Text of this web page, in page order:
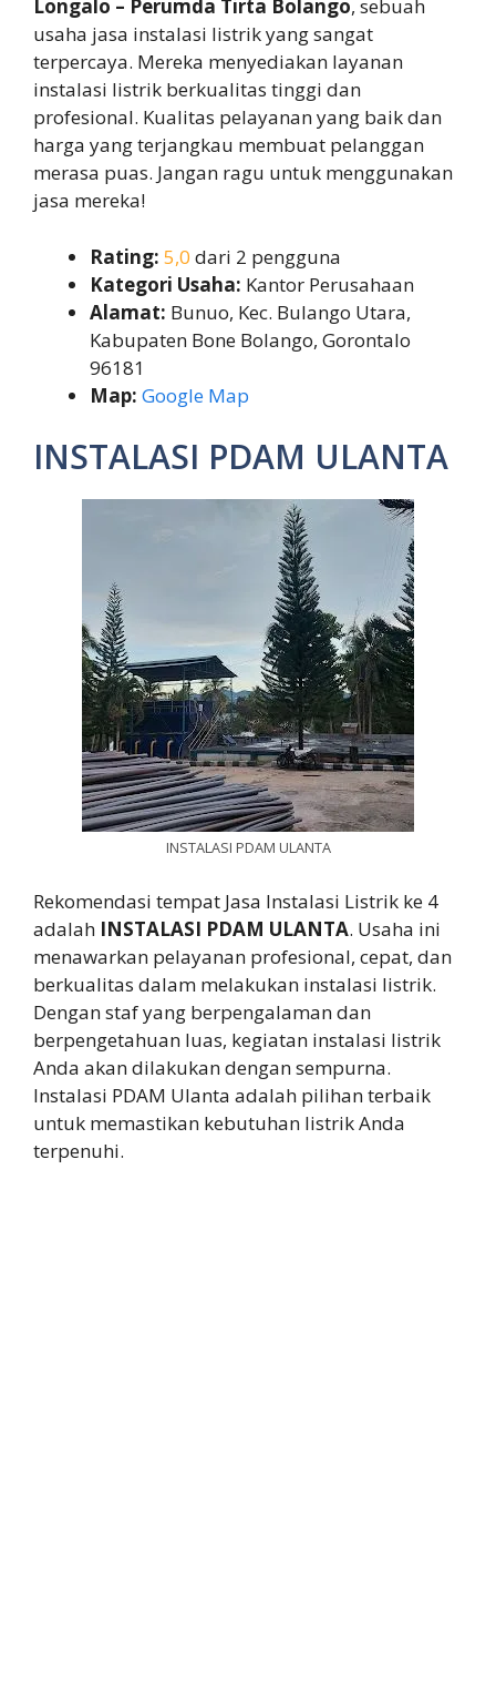
Longalo – Perumda Tirta Bolango, sebuah
usaha jasa instalasi listrik yang sangat
terpercaya. Mereka menyediakan layanan
instalasi listrik berkualitas tinggi dan
profesional. Kualitas pelayanan yang baik dan
harga yang terjangkau membuat pelanggan
merasa puas. Jangan ragu untuk menggunakan
jasa mereka!
Rating: 5,0 dari 2 pengguna
Kategori Usaha: Kantor Perusahaan
Alamat: Bunuo, Kec. Bulango Utara,
Kabupaten Bone Bolango, Gorontalo
96181
Map: Google Map
INSTALASI PDAM ULANTA
INSTALASI PDAM ULANTA
Rekomendasi tempat Jasa Instalasi Listrik ke 4
adalah INSTALASI PDAM ULANTA. Usaha ini
menawarkan pelayanan profesional, cepat, dan
berkualitas dalam melakukan instalasi listrik.
Dengan staf yang berpengalaman dan
berpengetahuan luas, kegiatan instalasi listrik
Anda akan dilakukan dengan sempurna.
Instalasi PDAM Ulanta adalah pilihan terbaik
untuk memastikan kebutuhan listrik Anda
terpenuhi.